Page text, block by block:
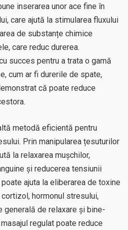
inserarea unor ace fine în
care ajută la stimularea fluxului
de substanțe chimice
care reduc durerea.
succes pentru a trata o gamă
cum ar fi durerile de spate,
că poate reduce
metodă eficientă pentru
Prin manipularea țesuturilor
la relaxarea mușchilor,
și reducerea tensiunii
ajuta la eliberarea de toxine
hormonul stresului,
de relaxare și bine-
regulat poate reduce